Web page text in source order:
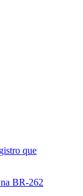
que
BR-262